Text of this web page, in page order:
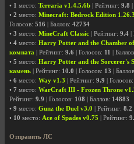
• 1 место: Terraria v1.4.5.6b | Рейтинг: 9.8
• 2 место: Minecraft: Bedrock Edition
Голосов: 516 | Баллов: 42734
• 3 место: MineCraft Classic | Рейтинг: 9.4
• 4 место: Harry Potter and the Chamber
комната | Рейтинг: 9.6 | Голосов: 11 |
• 5 место: Harry Potter and the Sorcerer's
камень | Рейтинг: 10.0 | Голосов: 13 |
• 6 место: Way v1.3 | Рейтинг: 9.9 | Голосов:
• 7 место: WarCraft III - Frozen Throne
Рейтинг: 9.9 | Голосов: 108 | Баллов: 14883
• 9 место: Gunz the Duel v3.0 | Рейтинг: 8.2
• 10 место: Ace of Spades v0.75 | Рейтинг:
Отправить ЛС